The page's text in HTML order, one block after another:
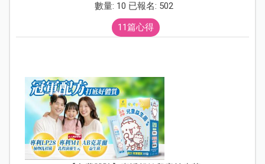
數量: 10 已報名: 502
11篇心得